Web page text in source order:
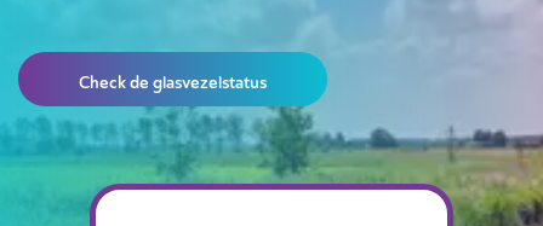
Check de glasvezelstatus